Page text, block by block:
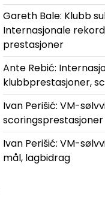
Gareth Bale: Klubb
Internasjonale
prestasjoner
Ante Rebić:
klubbprestasjoner,
Ivan Perišić: VM-
scoringsprestasjoner
Ivan Perišić: VM-
mål, lagbidrag